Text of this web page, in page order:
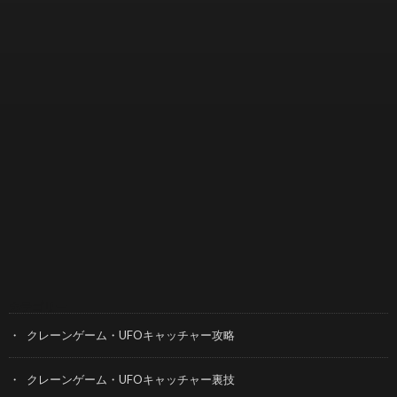
クレーンゲーム・UFOキャッチャー攻略
クレーンゲーム・UFOキャッチャー裏技